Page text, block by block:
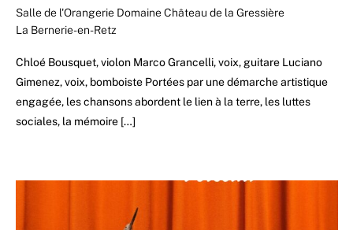
Salle de l'Orangerie Domaine Château de la Gressière
La Bernerie-en-Retz
Chloé Bousquet, violon Marco Grancelli, voix, guitare Luciano
Gimenez, voix, bomboiste Portées par une démarche artistique
engagée, les chansons abordent le lien à la terre, les luttes
sociales, la mémoire […]